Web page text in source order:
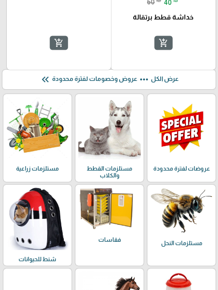
60 40
خداشة قطط برتقالة
add_shopping_cart
add_shopping_cart
عرض الكل more_horiz عروض وخصومات لفترة محدودة keyboard_double_arrow_left
عروضات لفترة محدودة
مستلزمات القطط
والكلاب
مستلزمات زراعية
مستلزمات النحل
فقاسات
شنط للحيوانات